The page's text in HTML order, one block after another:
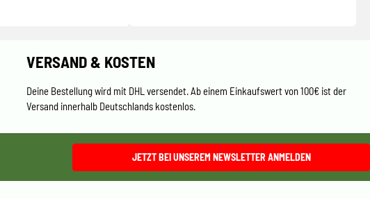
VERSAND & KOSTEN
Deine Bestellung wird mit DHL versendet. Ab einem Einkaufswert von 100€ ist der
Versand innerhalb Deutschlands kostenlos.
JETZT BEI UNSEREM NEWSLETTER ANMELDEN